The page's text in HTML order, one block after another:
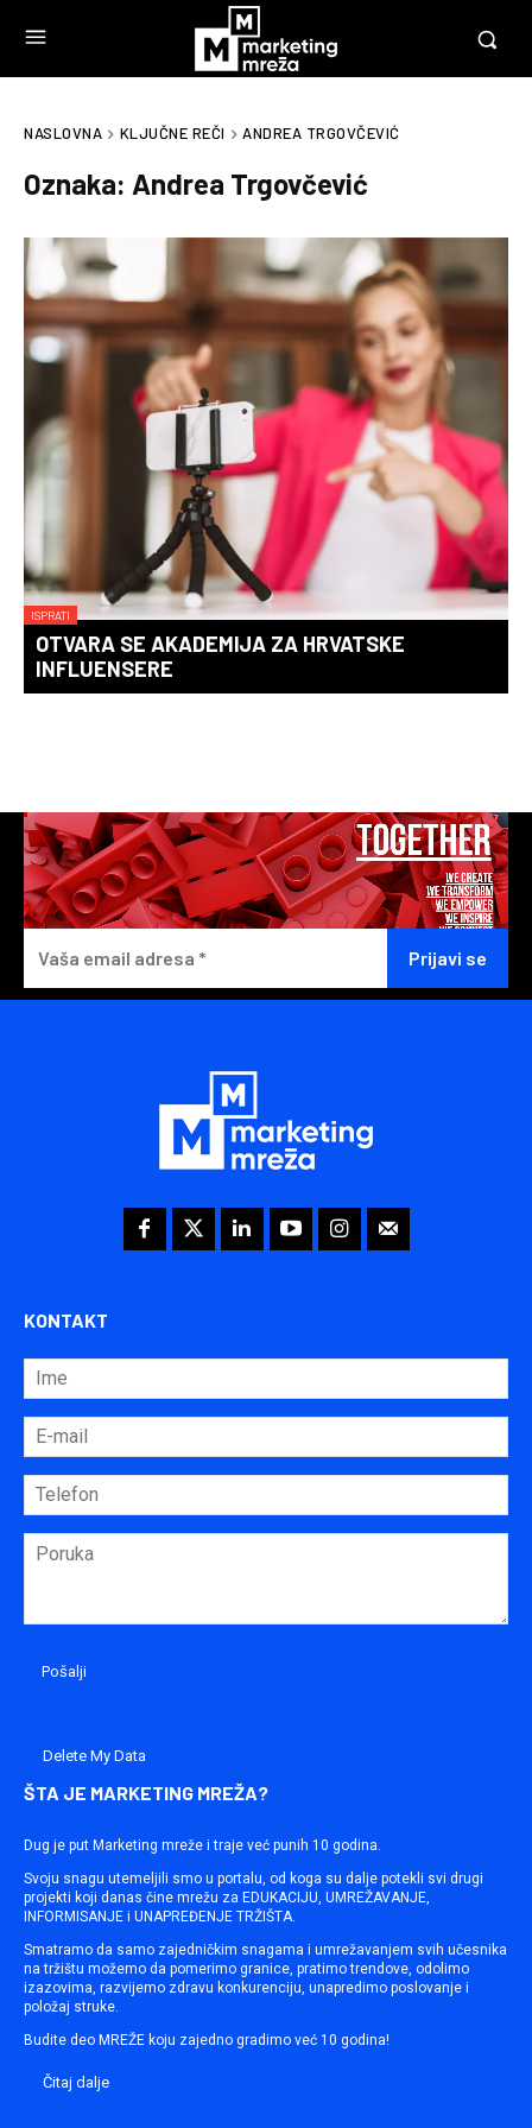
NASLOVNA KLJUČNE REČI ANDREA TRGOVČEVIĆ
Oznaka: Andrea Trgovčević
ISPRATI
OTVARA SE AKADEMIJA ZA HRVATSKE
INFLUENSERE
KONTAKT
Delete My Data
ŠTA JE MARKETING MREŽA?
Dug je put Marketing mreže i traje već punih 10 godina.
Svoju snagu utemeljili smo u portalu, od koga su dalje potekli svi drugi
projekti koji danas čine mrežu za EDUKACIJU, UMREŽAVANJE,
INFORMISANJE i UNAPREĐENJE TRŽIŠTA.
Smatramo da samo zajedničkim snagama i umrežavanjem svih učesnika
na tržištu možemo da pomerimo granice, pratimo trendove, odolimo
izazovima, razvijemo zdravu konkurenciju, unapredimo poslovanje i
položaj struke.
Budite deo MREŽE koju zajedno gradimo već 10 godina!
Čitaj dalje